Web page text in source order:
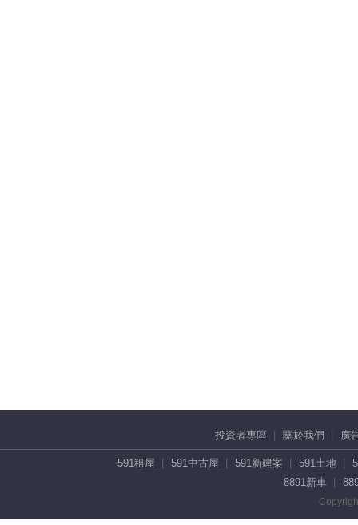
投資者專區 關於我們 廣
591租屋 591中古屋 591新建案 591土地
8891新車